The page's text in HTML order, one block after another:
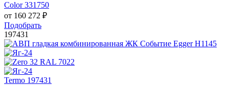
Color 331750
от 160 272 ₽
Подобрать
197431
Termo 197431